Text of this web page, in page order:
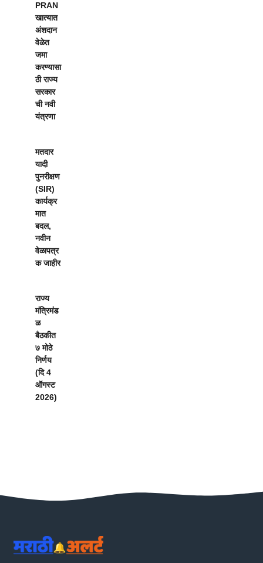
PRAN
खात्यात
अंशदान
वेळेत
जमा
करण्यासा
ठी राज्य
सरकार
ची नवी
यंत्रणा
मतदार
यादी
पुनरीक्षण
(SIR)
कार्यक्र
मात
बदल,
नवीन
वेळापत्र
क जाहीर
राज्य
मंत्रिमंड
ळ
बैठकीत
७ मोठे
निर्णय
(दि 4
ऑगस्ट
2026)